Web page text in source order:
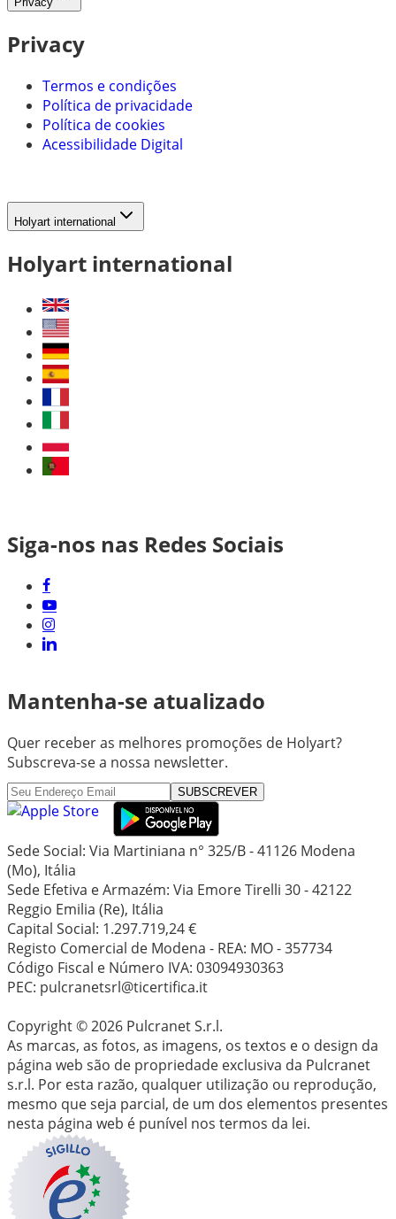
Privacy
Termos e condições
Política de privacidade
Política de cookies
Acessibilidade Digital
Holyart international
Holyart international
Siga-nos nas Redes Sociais
Mantenha-se atualizado
Quer receber as melhores promoções de Holyart?
Subscreva-se a nossa newsletter.
SUBSCREVER
Sede Social: Via Martiniana n° 325/B - 41126 Modena
(Mo), Itália
Sede Efetiva e Armazém: Via Emore Tirelli 30 - 42122
Reggio Emilia (Re), Itália
Capital Social: 1.297.719,24 €
Registo Comercial de Modena - REA: MO - 357734
Código Fiscal e Número IVA: 03094930363
PEC: pulcranetsrl@ticertifica.it
Copyright © 2026 Pulcranet S.r.l.
As marcas, as fotos, as imagens, os textos e o design da
página web são de propriedade exclusiva da Pulcranet
s.r.l. Por esta razão, qualquer utilização ou reprodução,
mesmo que seja parcial, de um dos elementos presentes
nesta página web é punível nos termos da lei.